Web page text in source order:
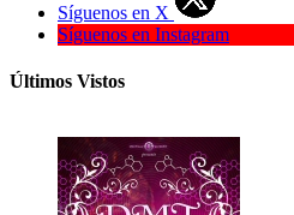
Síguenos en X
Síguenos en Instagram
Últimos Vistos